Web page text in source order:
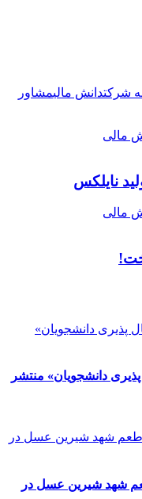
شرکتدانش مالیمشاور
نایلکس
دانشجویان» منتشر
شهد شیرین عسل‌ در